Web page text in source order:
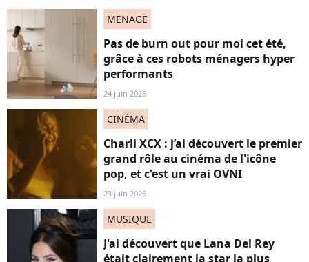
MENAGE
Pas de burn out pour moi cet été,
grâce à ces robots ménagers hyper
performants
24 juin 2026
CINÉMA
Charli XCX : j’ai découvert le premier
grand rôle au cinéma de l'icône
pop, et c'est un vrai OVNI
23 juin 2026
MUSIQUE
J'ai découvert que Lana Del Rey
était clairement la star la plus